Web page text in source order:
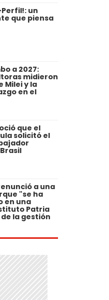
un
que piensa
a 2027:
midieron
Milei y la
en el
que el
solicitó el
a una
"se ha
en una
Patria
la gestión